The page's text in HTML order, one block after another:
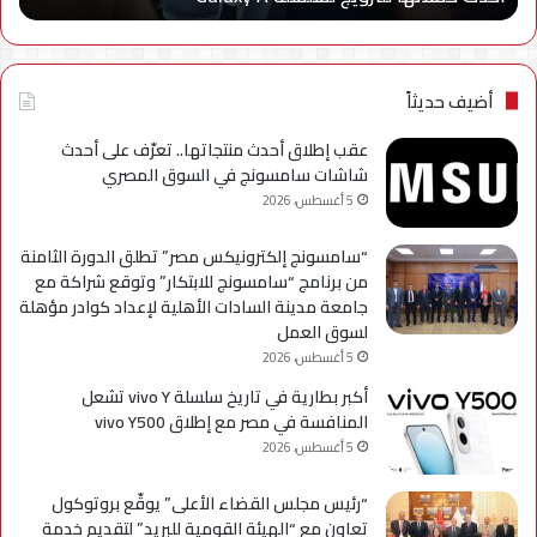
حملاتها
للترويج
لسلسلة
Galaxy
A
My
أضيف حديثاً
عقب إطلاق أحدث منتجاتها.. تعرّف على أحدث
شاشات سامسونج في السوق المصري
5 أغسطس، 2026
“سامسونج إلكترونيكس مصر” تطلق الدورة الثامنة
من برنامج “سامسونج للابتكار” وتوقع شراكة مع
جامعة مدينة السادات الأهلية لإعداد كوادر مؤهلة
لسوق العمل
5 أغسطس، 2026
أكبر بطارية في تاريخ سلسلة vivo Y تشعل
المنافسة في مصر مع إطلاق vivo Y500
5 أغسطس، 2026
“رئيس مجلس القضاء الأعلى” يوقّع بروتوكول
تعاون مع “الهيئة القومية للبريد” لتقديم خدمة